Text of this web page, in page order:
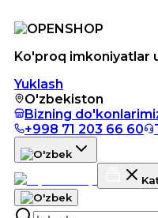
Ko'proq imkoniyatlar
Yuklash
O'zbekiston
Bizning
+998 71 203 66 60